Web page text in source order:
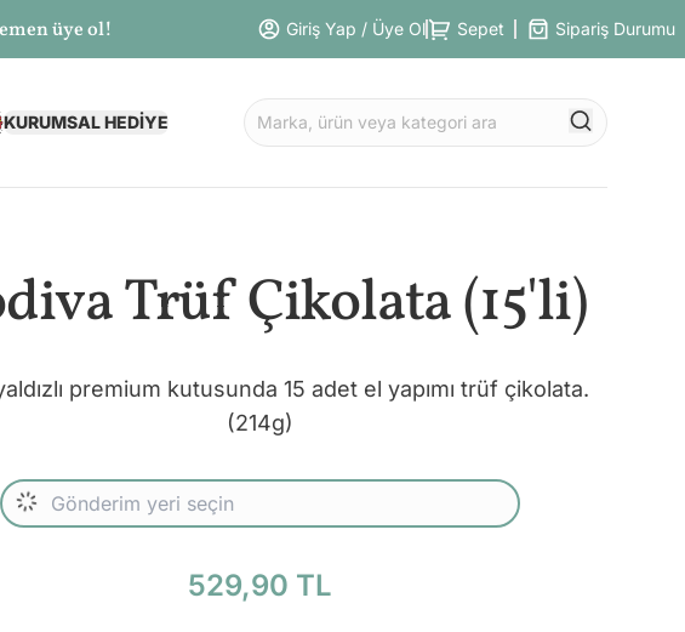
üye ol! Giriş Yap / Üye Ol Sepet Sipariş Durumu
KURUMSAL HEDİYE
Trüf Çikolata (15'li)
premium kutusunda 15 adet el yapımı trüf çikolata.
(214g)
529,90 TL